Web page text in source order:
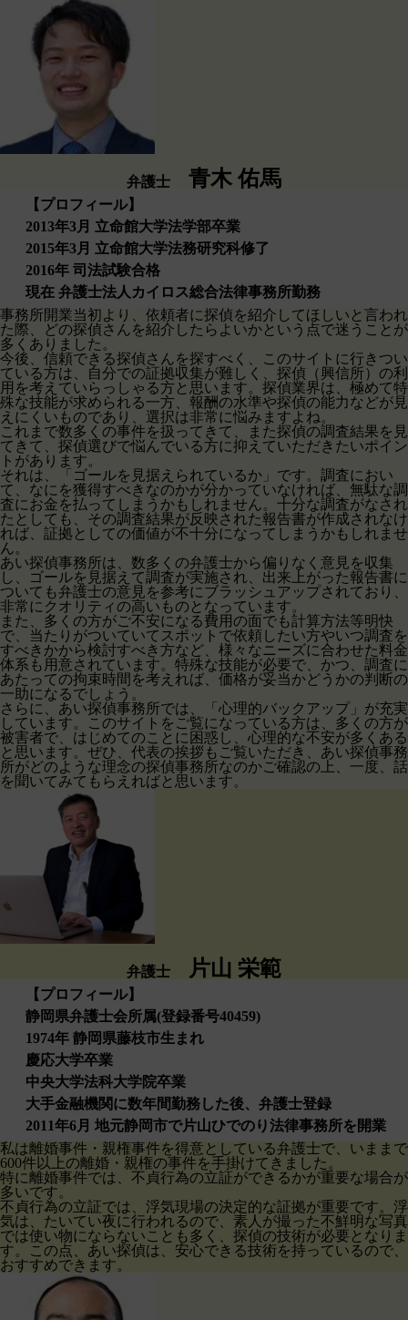
弁護士 青木 佑馬
【プロフィール】
2013年3月 立命館大学法学部卒業
2015年3月 立命館大学法務研究科修了
2016年 司法試験合格
現在 弁護士法人カイロス総合法律事務所勤務
事務所開業当初より、依頼者に探偵を紹介してほしいと言われ
た際、どの探偵さんを紹介したらよいかという点で迷うことが
多くありました。
今後、信頼できる探偵さんを探すべく、このサイトに行きつい
ている方は、自分での証拠収集が難しく、探偵（興信所）の利
用を考えていらっしゃる方と思います。探偵業界は、極めて特
殊な技能が求められる一方、報酬の水準や探偵の能力などが見
えにくいものであり、選択は非常に悩みますよね。
これまで数多くの事件を扱ってきて、また探偵の調査結果を見
てきて、探偵選びで悩んでいる方に抑えていただきたいポイン
トがあります。
それは、「ゴールを見据えられているか」です。調査におい
て、なにを獲得すべきなのかが分かっていなければ、無駄な調
査にお金を払ってしまうかもしれません。十分な調査がなされ
たとしても、その調査結果が反映された報告書が作成されなけ
れば、証拠としての価値が不十分になってしまうかもしれませ
ん。
あい探偵事務所は、数多くの弁護士から偏りなく意見を収集
し、ゴールを見据えて調査が実施され、出来上がった報告書に
ついても弁護士の意見を参考にブラッシュアップされており、
非常にクオリティの高いものとなっています。
また、多くの方がご不安になる費用の面でも計算方法等明快
で、当たりがついていてスポットで依頼したい方やいつ調査を
すべきかから検討すべき方など、様々なニーズに合わせた料金
体系も用意されています。特殊な技能が必要で、かつ、調査に
あたっての拘束時間を考えれば、価格が妥当かどうかの判断の
一助になるでしょう。
さらに、あい探偵事務所では、「心理的バックアップ」が充実
しています。このサイトをご覧になっている方は、多くの方が
被害者で、はじめてのことに困惑し、心理的な不安が多くある
と思います。ぜひ、代表の挨拶もご覧いただき、あい探偵事務
所がどのような理念の探偵事務所なのかご確認の上、一度、話
を聞いてみてもらえればと思います。
弁護士 片山 栄範
【プロフィール】
静岡県弁護士会所属(登録番号40459)
1974年 静岡県藤枝市生まれ
慶応大学卒業
中央大学法科大学院卒業
大手金融機関に数年間勤務した後、弁護士登録
2011年6月 地元静岡市で片山ひでのり法律事務所を開業
私は離婚事件・親権事件を得意としている弁護士で、いままで
600件以上の離婚・親権の事件を手掛けてきました。
特に離婚事件では、不貞行為の立証ができるかが重要な場合が
多いです。
不貞行為の立証では、浮気現場の決定的な証拠が重要です。浮
気は、たいてい夜に行われるので、素人が撮った不鮮明な写真
では使い物にならないことも多く、探偵の技術が必要となりま
す。この点、あい探偵は、安心できる技術を持っているので、
おすすめできます。